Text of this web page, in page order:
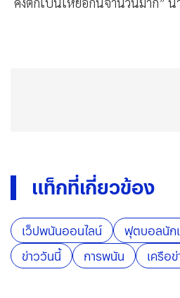
แท็กที่เกี่ยวข้อง
เว็ปพนันออนไลน์ ฟุตบอลนัก
ข่าววันนี้
การพนัน เครือ